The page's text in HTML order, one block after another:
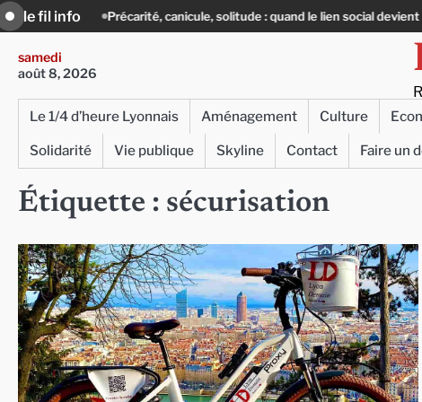
Skip
to
content
le fil info
Précarité, canicule, solitude : quand le lien social devient essentiel « Ça
samedi
août 8, 2026
Le 1/4 d’heure Lyonnais Aménagement Culture
Solidarité
Vie publique Skyline Contact Faire un
Étiquette : sécurisation